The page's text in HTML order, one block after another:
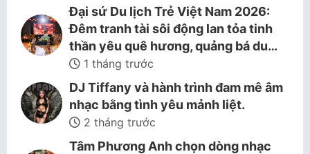
Đại sứ Du lịch Trẻ Việt Nam 2026:
Đêm tranh tài sôi động lan tỏa tinh
thần yêu quê hương, quảng bá du…
1 tháng trước
DJ Tiffany và hành trình đam mê âm
nhạc bằng tình yêu mảnh liệt.
2 tháng trước
Tâm Phương Anh chọn dòng nhạc